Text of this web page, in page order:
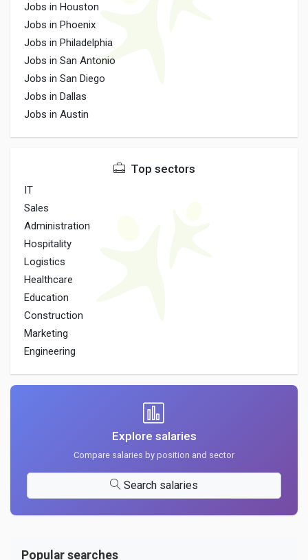
Jobs in Houston
Jobs in Phoenix
Jobs in Philadelphia
Jobs in San Antonio
Jobs in San Diego
Jobs in Dallas
Jobs in Austin
Top sectors
IT
Sales
Administration
Hospitality
Logistics
Healthcare
Education
Construction
Marketing
Engineering
Explore salaries
Compare salaries by position and sector
Search salaries
Popular searches